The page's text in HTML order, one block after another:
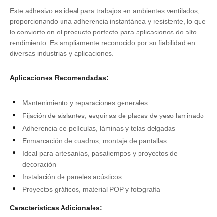
Este adhesivo es ideal para trabajos en ambientes ventilados,
proporcionando una adherencia instantánea y resistente, lo que
lo convierte en el producto perfecto para aplicaciones de alto
rendimiento. Es ampliamente reconocido por su fiabilidad en
diversas industrias y aplicaciones.
Aplicaciones Recomendadas:
Mantenimiento y reparaciones generales
Fijación de aislantes, esquinas de placas de yeso laminado
Adherencia de películas, láminas y telas delgadas
Enmarcación de cuadros, montaje de pantallas
Ideal para artesanías, pasatiempos y proyectos de
decoración
Instalación de paneles acústicos
Proyectos gráficos, material POP y fotografía
Características Adicionales: